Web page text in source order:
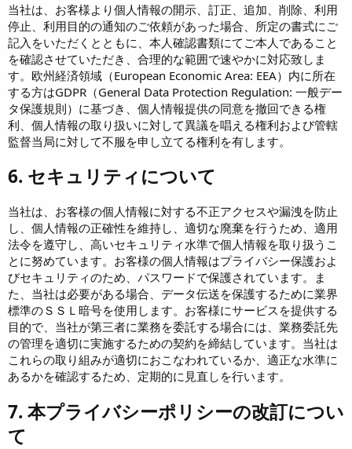
当社は、お客様より個人情報の開示、訂正、追加、削除、利用
停止、利用目的の通知のご依頼があった場合、所定の書式にご
記入をいただくとともに、本人確認書類にてご本人であること
を確認させていただき、合理的な範囲で速やかに対応致しま
す。欧州経済領域（European Economic Area: EEA）内に所在
する方はGDPR（General Data Protection Regulation: 一般デー
タ保護規則）に基づき、個人情報提供の同意を撤回できる権
利、個人情報の取り扱いに対して異議を唱える権利および管轄
監督当局に対して不服を申し立てる権利を有します。
6. セキュリティについて
当社は、お客様の個人情報に対する不正アクセスや漏洩を防止
し、個人情報の正確性を維持し、適切な廃棄を行うため、適用
法令を遵守し、高いセキュリティ水準で個人情報を取り扱うこ
とに努めています。お客様の個人情報はプライバシー保護およ
びセキュリティのため、パスワードで保護されています。ま
た、当社は必要がある場合、データ伝送を保護するために業界
標準のＳＳＬ暗号を使用します。お客様にサービスを提供する
目的で、当社が第三者に業務を委託する場合には、業務委託先
の管理を適切に実施するための契約を締結しています。当社は
これらの取り組みが適切におこなわれているか、適正な水準に
あるかを確認するため、定期的に見直しを行います。
7. 本プライバシーポリシーの改訂につい
て